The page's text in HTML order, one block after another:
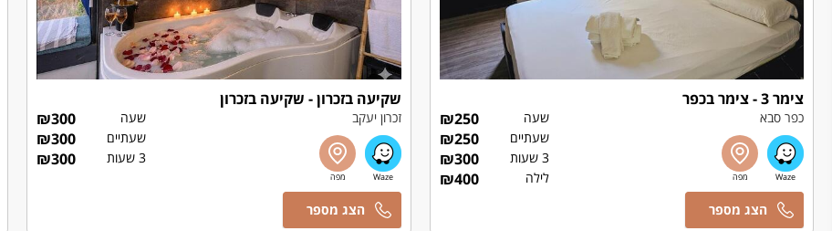
צימר 3 - צימר בכפר
כפר סבא שעה ₪250
שעתיים ₪250
3 שעות ₪300
לילה ₪400
אמיר
שקיעה בזכרון - שקיעה בזכרון
זכרון יעקב שעה ₪300
שעתיים ₪300
3 שעות ₪300
מרכז הזמנות